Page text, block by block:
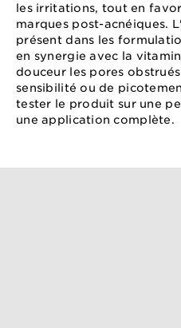
les irritations, tout en
marques post-acnéiques.
présent dans les
en synergie avec la
douceur les pores
sensibilité ou de
tester le produit sur une
une application complète.